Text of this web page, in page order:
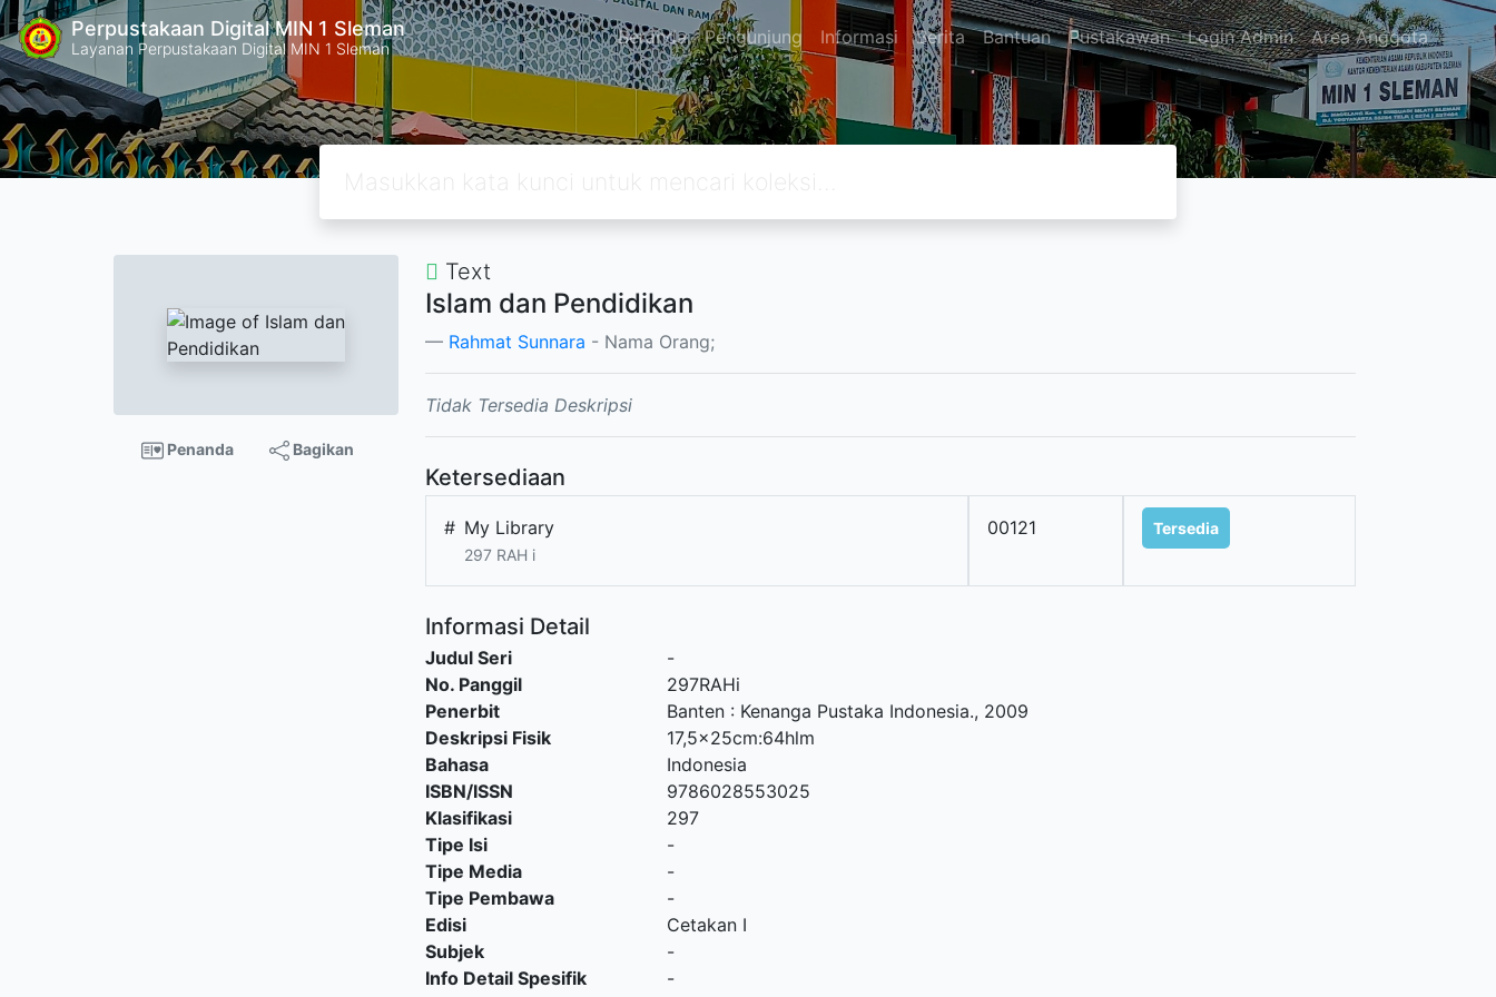
Perpustakaan Digital MIN 1 Sleman
Layanan Perpustakaan Digital MIN 1 Sleman Beranda Pengunjung Informasi Berita Bantuan Pustakawan Login Admin Area Anggota
Penanda Bagikan
Text
Islam dan Pendidikan
Rahmat Sunnara - Nama Orang;
Tidak Tersedia Deskripsi
Ketersediaan
# My Library
297 RAH i
00121 Tersedia
Informasi Detail
Judul Seri
-
No. Panggil
297RAHi
Penerbit
Banten: Kenanga Pustaka Indonesia., 2009
Deskripsi Fisik
17,5x25cm:64hlm
Bahasa
Indonesia
ISBN/ISSN
9786028553025
Klasifikasi
297
Tipe Isi
-
Tipe Media
-
Tipe Pembawa
-
Edisi
Cetakan I
Subjek
-
Info Detail Spesifik
-